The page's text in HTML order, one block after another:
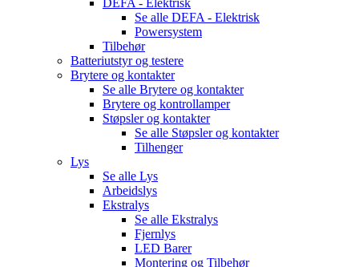
Se alle DEFA - Elektrisk
Powersystem
Tilbehør
Batteriutstyr og testere
Brytere og kontakter
Se alle Brytere og kontakter
Brytere og kontrollamper
Støpsler og kontakter
Se alle Støpsler og kontakter
Tilhenger
Lys
Se alle Lys
Arbeidslys
Ekstralys
Se alle Ekstralys
Fjernlys
LED Barer
Montering og Tilbehør